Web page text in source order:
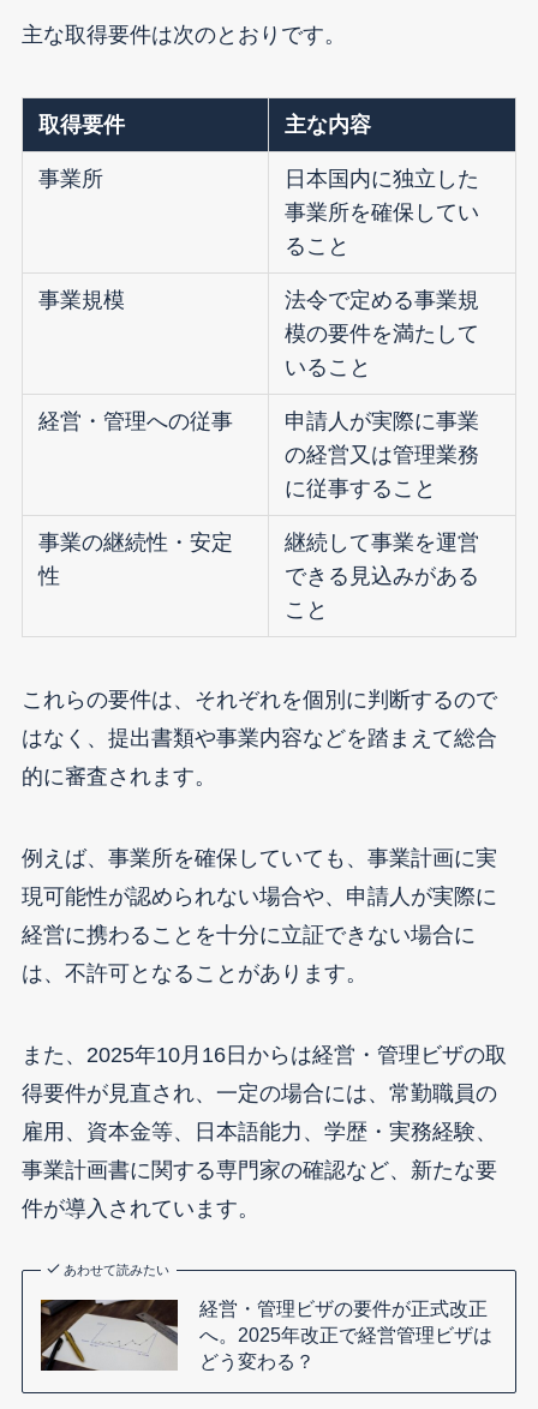
主な取得要件は次のとおりです。
取得要件 主な内容
事業所
日本国内に独立した
事業所を確保してい
ること
事業規模
法令で定める事業規
模の要件を満たして
いること
経営・管理への従事
申請人が実際に事業
の経営又は管理業務
に従事すること
事業の継続性・安定
性
継続して事業を運営
できる見込みがある
こと
これらの要件は、それぞれを個別に判断するので
はなく、提出書類や事業内容などを踏まえて総合
的に審査されます。
例えば、事業所を確保していても、事業計画に実
現可能性が認められない場合や、申請人が実際に
経営に携わることを十分に立証できない場合に
は、不許可となることがあります。
また、2025年10月16日からは経営・管理ビザの取
得要件が見直され、一定の場合には、常勤職員の
雇用、資本金等、日本語能力、学歴・実務経験、
事業計画書に関する専門家の確認など、新たな要
件が導入されています。
あわせて読みたい
経営・管理ビザの要件が正式改正
へ。2025年改正で経営管理ビザは
どう変わる？